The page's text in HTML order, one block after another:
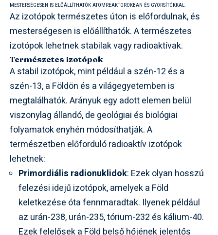
MESTERSÉGESEN IS ELŐÁLLÍTHATÓK ATOMREAKTOROKBAN ÉS GYORSÍTÓKKAL.
Az izotópok természetes úton is előfordulnak, és
mesterségesen is előállíthatók. A természetes
izotópok lehetnek stabilak vagy radioaktívak.
Természetes izotópok
A stabil izotópok, mint például a szén-12 és a
szén-13, a Földön és a világegyetemben is
megtalálhatók. Arányuk egy adott elemen belül
viszonylag állandó, de geológiai és biológiai
folyamatok enyhén módosíthatják. A
természetben előforduló radioaktív izotópok
lehetnek:
Primordiális radionuklidok: Ezek olyan hosszú
felezési idejű izotópok, amelyek a Föld
keletkezése óta fennmaradtak. Ilyenek például
az urán-238, urán-235, tórium-232 és kálium-40.
Ezek felelősek a Föld belső hőjének jelentős